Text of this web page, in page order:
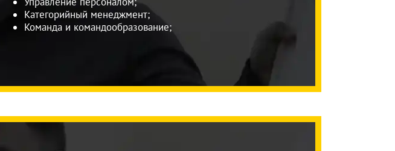
Категорийный менеджмент;
Команда и командообразование;